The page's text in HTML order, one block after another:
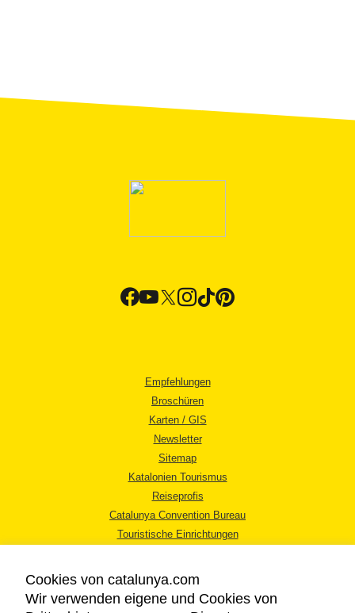
Empfehlungen
Broschüren
Karten / GIS
Newsletter
Sitemap
Katalonien Tourismus
Reiseprofis
Catalunya Convention Bureau
Touristische Einrichtungen
Cookies von catalunya.com
Wir verwenden eigene und Cookies von